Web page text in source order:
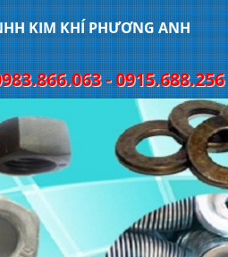
KIM KHÍ PHƯƠNG ANH
- 0915.688.256